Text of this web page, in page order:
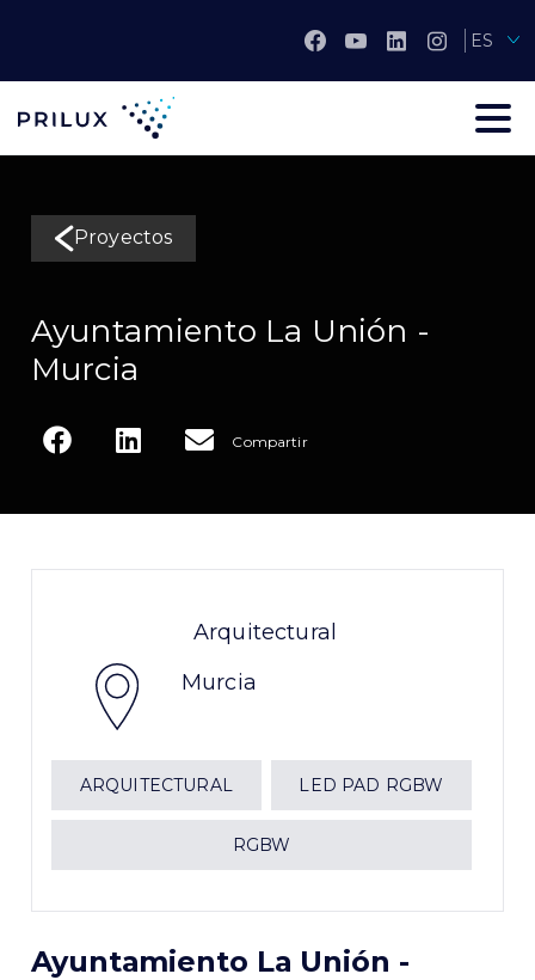
ES
Proyectos
Ayuntamiento La Unión -
Murcia
Compartir
Arquitectural
Murcia
ARQUITECTURAL LED PAD RGBW
RGBW
Ayuntamiento La Unión -